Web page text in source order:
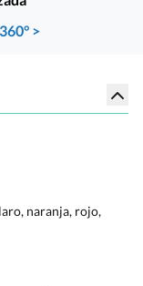
>
naranja, rojo,